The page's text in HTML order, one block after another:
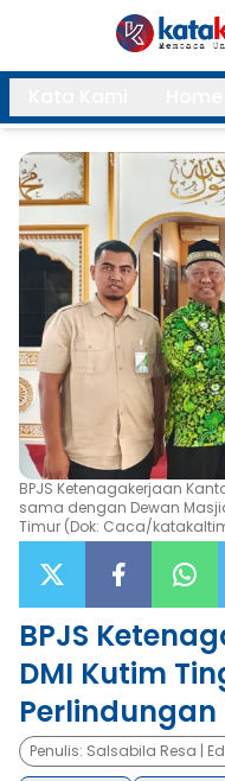
Search
BPJS Ketenagakerjaan
sama dengan Dewan
Timur (Dok: Caca/
BPJS
DMI Kutim
Penulis: Salsabila Resa |